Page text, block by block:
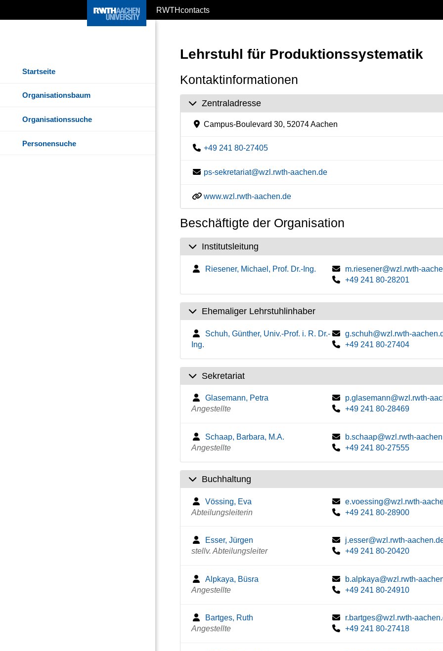
RWTHcontacts
Startseite
Organisationsbaum
Organisationssuche
Personensuche
Lehrstuhl für Produktionssystematik
Kontaktinformationen
Zentraladresse
Campus-Boulevard 30, 52074 Aachen
+49 241 80-27405
ps-sekretariat@wzl.rwth-aachen.de
www.wzl.rwth-aachen.de
Beschäftigte der Organisation
Institutsleitung
Riesener, Michael, Prof. Dr.-Ing.
m.riesener@wzl.rwth-
+49 241 80-28201
Ehemaliger Lehrstuhlinhaber
Schuh, Günther, Univ.-Prof. i. R. Dr.-
Ing.
g.schuh@wzl.rwth-
+49 241 80-27404
Sekretariat
Glasemann, Petra
Angestellte
p.glasemann@wzl.rwth-
+49 241 80-28469
Schaap, Barbara, M.A.
Angestellte
b.schaap@wzl.rwth-
+49 241 80-27555
Buchhaltung
Vössing, Eva
Abteilungsleiterin
e.voessing@wzl.rwth-
+49 241 80-28900
Esser, Jürgen
stellv. Abteilungsleiter
j.esser@wzl.rwth-
+49 241 80-20420
Alpkaya, Büsra
Angestellte
b.alpkaya@wzl.rwth-
+49 241 80-24910
Bartges, Ruth
Angestellte
r.bartges@wzl.rwth-
+49 241 80-27418